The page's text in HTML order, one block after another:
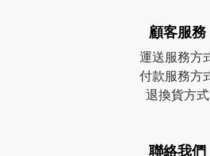
顧客服務
運送服務方
付款服務方
退換貨方式
聯絡我們